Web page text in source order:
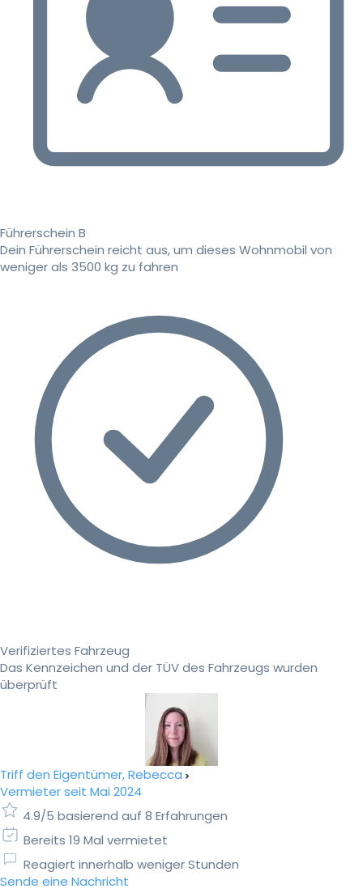
Führerschein B
Dein Führerschein reicht aus, um dieses Wohnmobil von
weniger als 3500 kg zu fahren
Verifiziertes Fahrzeug
Das Kennzeichen und der TÜV des Fahrzeugs wurden
überprüft
Triff den Eigentümer, Rebecca
Vermieter seit Mai 2024
4.9/5 basierend auf 8 Erfahrungen
Bereits 19 Mal vermietet
Reagiert innerhalb weniger Stunden
Sende eine Nachricht